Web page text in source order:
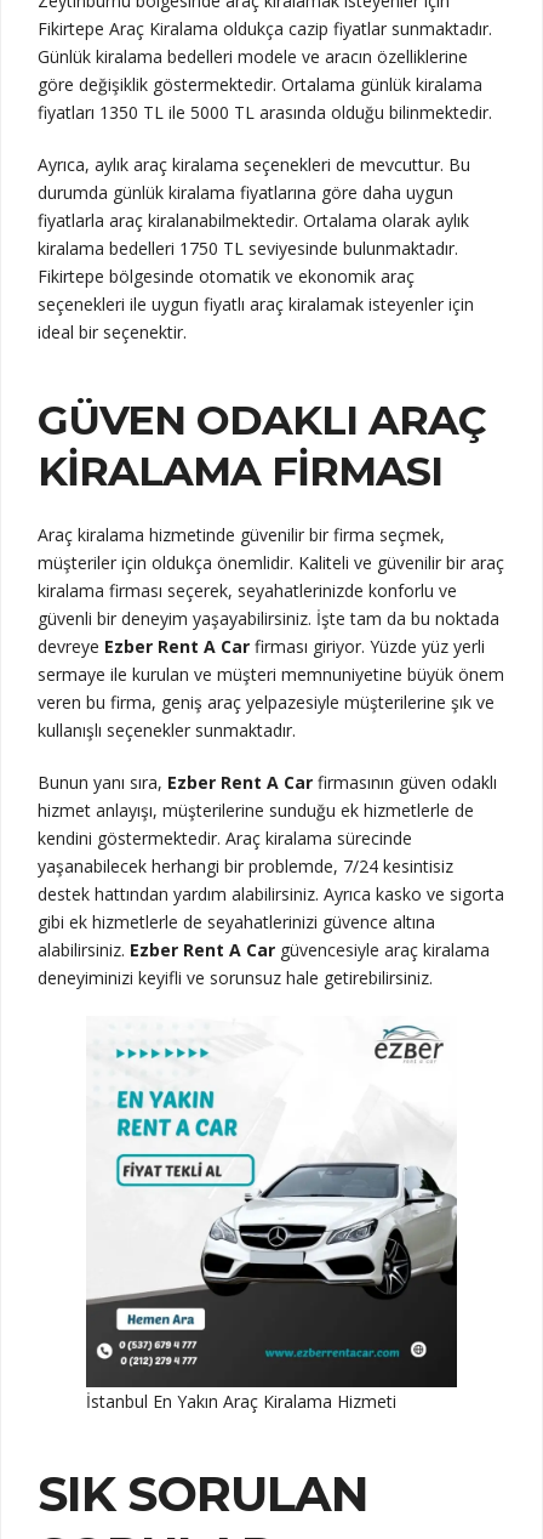
Fikirtepe Araç Kiralama oldukça cazip fiyatlar sunmaktadır.
Günlük kiralama bedelleri modele ve aracın özelliklerine
göre değişiklik göstermektedir. Ortalama günlük kiralama
fiyatları 1350 TL ile 5000 TL arasında olduğu bilinmektedir.
Ayrıca, aylık araç kiralama seçenekleri de mevcuttur. Bu
durumda günlük kiralama fiyatlarına göre daha uygun
fiyatlarla araç kiralanabilmektedir. Ortalama olarak aylık
kiralama bedelleri 1750 TL seviyesinde bulunmaktadır.
Fikirtepe bölgesinde otomatik ve ekonomik araç
seçenekleri ile uygun fiyatlı araç kiralamak isteyenler için
ideal bir seçenektir.
GÜVEN ODAKLI ARAÇ
KIRALAMA FIRMASI
Araç kiralama hizmetinde güvenilir bir firma seçmek,
müşteriler için oldukça önemlidir. Kaliteli ve güvenilir bir araç
kiralama firması seçerek, seyahatlerinizde konforlu ve
güvenli bir deneyim yaşayabilirsiniz. İşte tam da bu noktada
devreye Ezber Rent A Car firması giriyor. Yüzde yüz yerli
sermaye ile kurulan ve müşteri memnuniyetine büyük önem
veren bu firma, geniş araç yelpazesiyle müşterilerine şık ve
kullanışlı seçenekler sunmaktadır.
Bunun yanı sıra, Ezber Rent A Car firmasının güven odaklı
hizmet anlayışı, müşterilerine sunduğu ek hizmetlerle de
kendini göstermektedir. Araç kiralama sürecinde
yaşanabilecek herhangi bir problemde, 7/24 kesintisiz
destek hattından yardım alabilirsiniz. Ayrıca kasko ve sigorta
gibi ek hizmetlerle de seyahatlerinizi güvence altına
alabilirsiniz. Ezber Rent A Car güvencesiyle araç kiralama
deneyiminizi keyifli ve sorunsuz hale getirebilirsiniz.
İstanbul En Yakın Araç Kiralama Hizmeti
SIK SORULAN